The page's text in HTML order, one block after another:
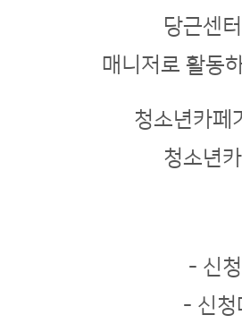
당근센
매니저로 활동
청소년카페
청소년
- 신
- 신청